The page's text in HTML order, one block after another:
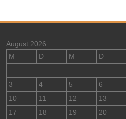
August 2026
M
D M D
3
4 5 6
10
11 12 13
17
18 19 20